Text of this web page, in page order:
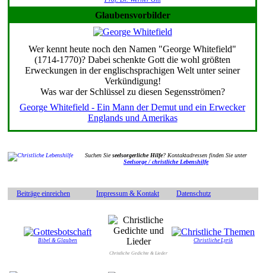
Glaubensvorbilder
Wer kennt heute noch den Namen "George Whitefield"
(1714-1770)? Dabei schenkte Gott die wohl größten
Erweckungen in der englischsprachigen Welt unter seiner
Verkündigung!
Was war der Schlüssel zu diesen Segensströmen?
George Whitefield - Ein Mann der Demut und ein Erwecker
Englands und Amerikas
Suchen Sieseelsorgerliche Hilfe? Kontaktadressen finden Sie unter
Seelsorge / christliche Lebenshilfe
Beiträge einreichen Impressum & Kontakt Datenschutz
Bibel & Glauben
Christliche Gedichte & Lieder
Christliche Lyrik